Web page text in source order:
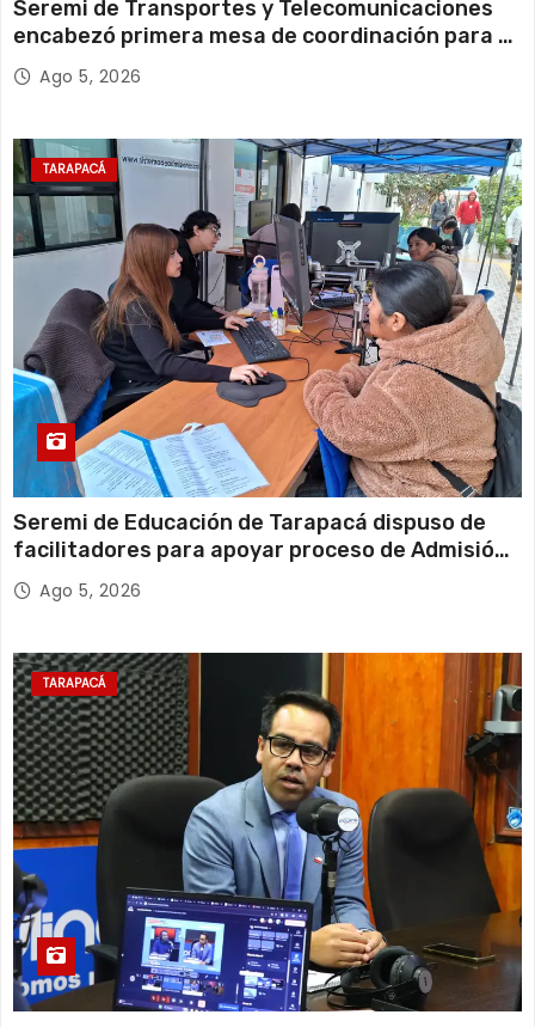
Seremi de Transportes y Telecomunicaciones
encabezó primera mesa de coordinación para el
retiro de cables en desuso en Iquique
Ago 5, 2026
TARAPACÁ
Seremi de Educación de Tarapacá dispuso de
facilitadores para apoyar proceso de Admisión
Escolar 2027
Ago 5, 2026
TARAPACÁ